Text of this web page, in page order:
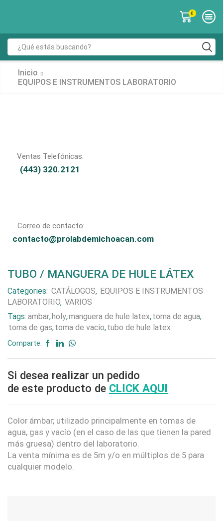
0
Inicio
EQUIPOS E INSTRUMENTOS LABORATORIO
Ventas Telefónicas:
(443) 320.2121
Correo de contacto:
contacto@prolabdemichoacan.com
TUBO / MANGUERA DE HULE LÁTEX
Categories: CATÁLOGOS, EQUIPOS E INSTRUMENTOS
LABORATORIO, VARIOS
Tags: ambar,holy,manguera de hule latex,toma de agua,
toma de gas,toma de vacio,tubo de hule latex
Comparte:
Si desea realizar un pedido
de este producto de CLICK AQUI
Color ámbar; utilizado principalmente en tomas de
agua, gas y vacío (en el caso de las que tienen la pared
más gruesa) dentro del laboratorio.
La venta mínima es de 5m y/o en múltiplos de 5 para
cualquier modelo.